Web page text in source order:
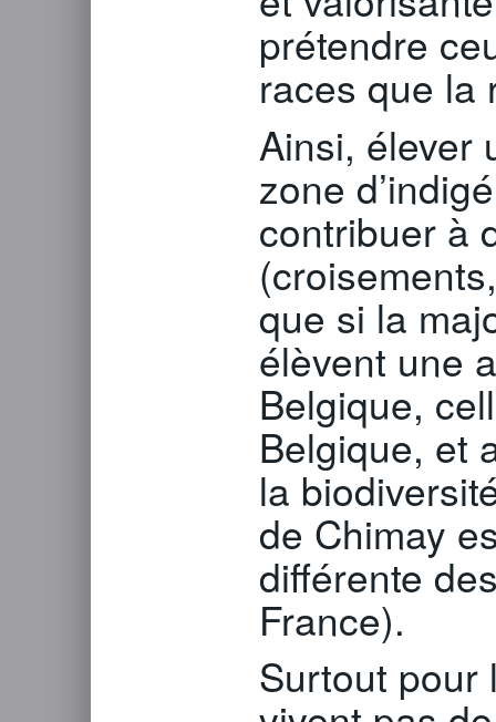
prétendre
races que la
Ainsi, élever
zone
contribuer à
que si la
élèvent une
Belgique,
Belgique, et
la
de Chimay
différente
France).
Surtout pour